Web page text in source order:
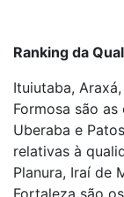
Ranking da
Ituiutaba,
Formosa são
Uberaba e
relativas à
Planura, Iraí de
Fortaleza são